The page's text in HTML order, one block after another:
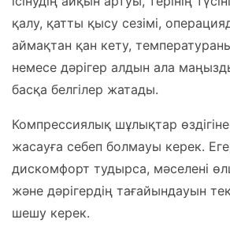
қалу, қатты қысу сезімі,
аймақтан қан кету,
немесе дәрігер алдын ала
басқа белгілер жатады.
Компрессиялық шұлықтар
жасауға себеп болмауы керек.
дискомфорт тудырса, мәселені
және дәрігердің тағайындауын
шешу керек.